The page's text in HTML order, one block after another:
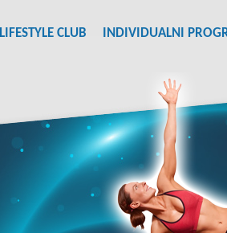
LIFESTYLE CLUB INDIVIDUALNI